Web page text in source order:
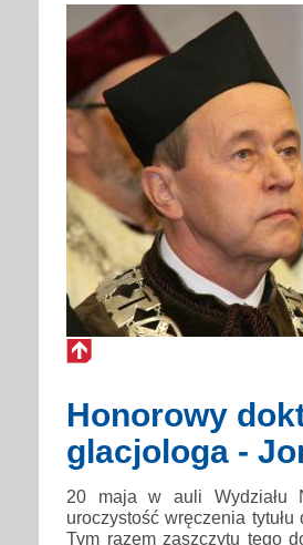
Honorowy
glacjologa -
20 maja w auli Wydziału
uroczystość wręczenia tytułu
Tym razem zaszczytu tego